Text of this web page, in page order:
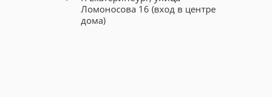
Ломоносова 16 (вход в центре
дома)